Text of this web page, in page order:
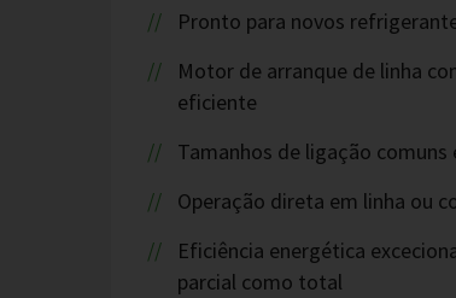
Pronto para novos
Motor de arranque de linha
eficiente
Tamanhos de ligação comuns
Operação direta em linha ou
Eficiência energética
parcial como total